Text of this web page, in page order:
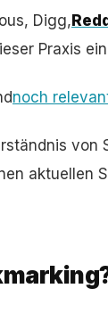
Digg,
Praxis
noch
von
aktuellen